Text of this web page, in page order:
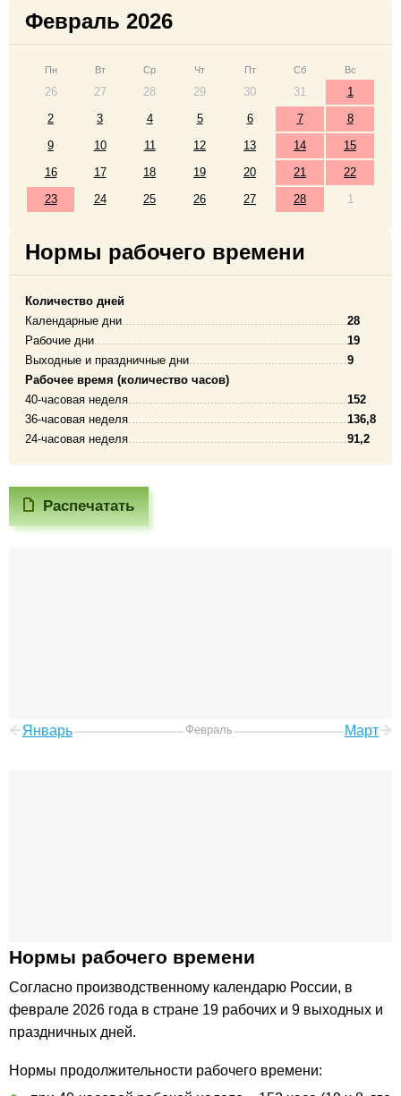
Февраль 2026
Пн Вт Ср Чт Пт Сб Вс
26 27 28 29 30 31
1
2
3 4 5 6 7
8
9
10 11 12 13 14
15
16
17 18 19 20 21
22
23
24 25 26 27 28 1
Нормы рабочего времени
Количество дней
Календарные дни
28
Рабочие дни
19
Выходные и праздничные дни
9
Рабочее время (количество часов)
40-часовая неделя
152
36-часовая неделя
136,8
24-часовая неделя
91,2
Распечатать
Январь Февраль Март
Нормы рабочего времени
Согласно производственному календарю России, в
феврале 2026 года в стране 19 рабочих и 9 выходных и
праздничных дней.
Нормы продолжительности рабочего времени: